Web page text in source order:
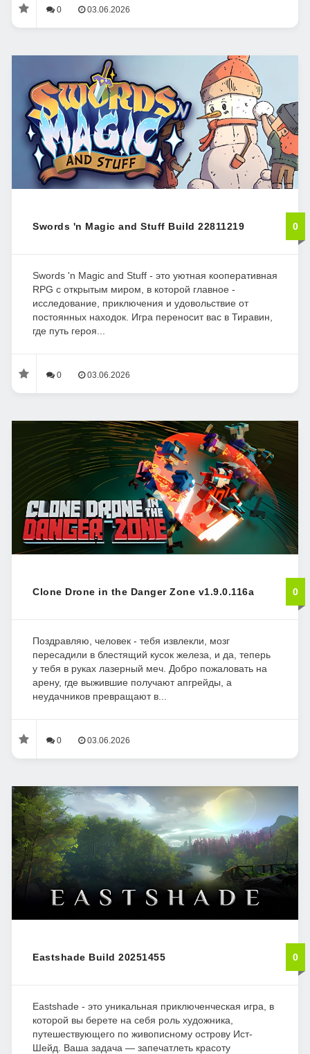
0 03.06.2026
Swords 'n Magic and Stuff Build 22811219 0
Swords 'n Magic and Stuff - это уютная кооперативная
RPG с открытым миром, в которой главное -
исследование, приключения и удовольствие от
постоянных находок. Игра переносит вас в Тиравин,
где путь героя...
0 03.06.2026
Clone Drone in the Danger Zone v1.9.0.116a 0
Поздравляю, человек - тебя извлекли, мозг
пересадили в блестящий кусок железа, и да, теперь
у тебя в руках лазерный меч. Добро пожаловать на
арену, где выжившие получают апгрейды, а
неудачников превращают в...
0 03.06.2026
Eastshade Build 20251455 0
Eastshade - это уникальная приключенческая игра, в
которой вы берете на себя роль художника,
путешествующего по живописному острову Ист-
Шейд. Ваша задача — запечатлеть красоту